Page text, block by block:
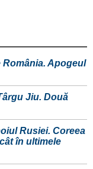
România. Apogeul
Jiu. Două
Rusiei. Coreea
în ultimele